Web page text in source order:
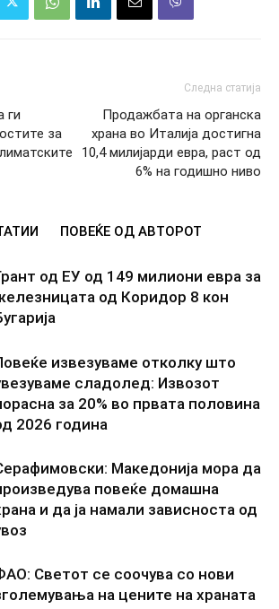
ги
за
Следна статија
Продажбата на органска
храна во Италија достигна
10,4 милијарди евра, раст од
6% на годишно ниво
ПОВЕЌЕ ОД АВТОРОТ
од ЕУ од 149 милиони евра за
од Коридор 8 кон
извезуваме отколку што
сладолед: Извозот
за 20% во првата половина
2026 година
Македонија мора да
повеќе домашна
и да ја намали зависноста од
Светот се соочува со нови
на цените на храната